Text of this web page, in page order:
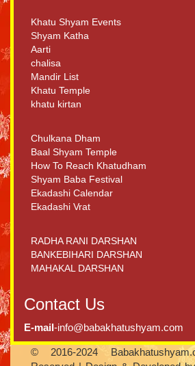
Khatu Shyam Events
Shyam Katha
Aarti
chalisa
Mandir List
Khatu Temple
khatu kirtan
Chulkana Dham
Baal Shyam Temple
How To Reach Khatudham
Shyam Baba Festival
Ekadashi Calendar
Ekadashi Vrat
RADHA RANI DARSHAN
BANKEBIHARI DARSHAN
MAHAKAL DARSHAN
Contact Us
E-mail-info@babakhatushyam.com
© 2016-2024